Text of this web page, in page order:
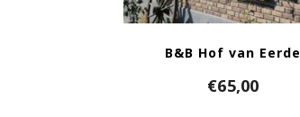
B&B Hof van Eerde
€65,00